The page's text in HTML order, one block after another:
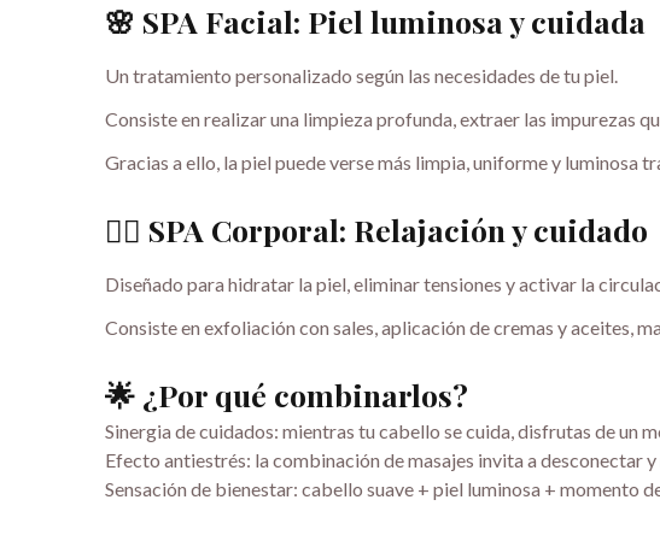
🌸 SPA Facial: Piel luminosa y cuidada
Un tratamiento personalizado según las necesidades de tu piel.
Consiste en realizar una limpieza profunda, extraer las impurezas
Gracias a ello, la piel puede verse más limpia, uniforme y luminosa
🧖‍♀️ SPA Corporal: Relajación y cuidado
Diseñado para hidratar la piel, eliminar tensiones y activar la
Consiste en exfoliación con sales, aplicación de cremas y aceites,
🌟 ¿Por qué combinarlos?
Sinergia de cuidados: mientras tu cabello se cuida, disfrutas de un
Efecto antiestrés: la combinación de masajes invita a desconectar
Sensación de bienestar: cabello suave + piel luminosa + momento